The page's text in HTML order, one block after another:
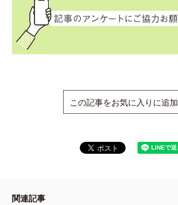
この記事をお気に入りに追加
関連記事